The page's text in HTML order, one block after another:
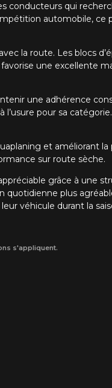
conducteurs qui
automobile,
la route. Les blocs
une excellente
une adhérence
pour sa
et
sur route sèche.
grâce à une
plus
véhicule durant la
s'appliquent.